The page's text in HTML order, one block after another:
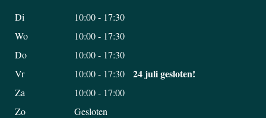
Di
10:00 - 17:30
Wo
10:00 - 17:30
Do
10:00 - 17:30
Vr
10:00 - 17:30 24 juli gesloten!
Za
10:00 - 17:00
Zo
Gesloten